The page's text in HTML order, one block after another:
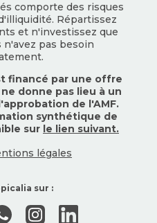
comporte des risques
Répartissez
et n'investissez que
n'avez pas besoin
financé par une offre
donne pas lieu à un
de l'AMF.
synthétique de
sur le lien suivant.
légales
sur :